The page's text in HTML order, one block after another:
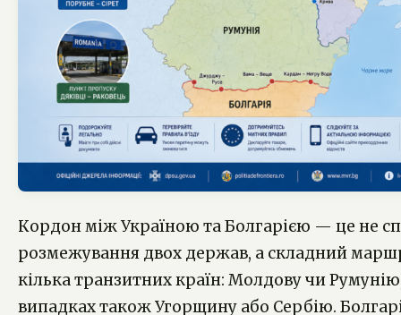
Кордон між Україною та Болгарією — це не
розмежування двох держав, а складний
кілька транзитних країн: Молдову чи
випадках також Угорщину або Сербію.